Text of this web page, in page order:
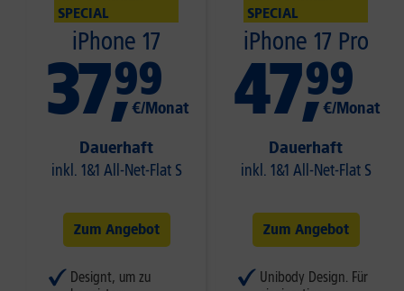
SPECIAL
iPhone 17
37,99
€/Monat
Dauerhaft
inkl. 1&1 All-Net-Flat S
Zum Angebot
Designt, um zu
SPECIAL
iPhone 17 Pro
47,99
€/Monat
Dauerhaft
inkl. 1&1 All-Net-Flat S
Zum Angebot
Unibody Design. Für